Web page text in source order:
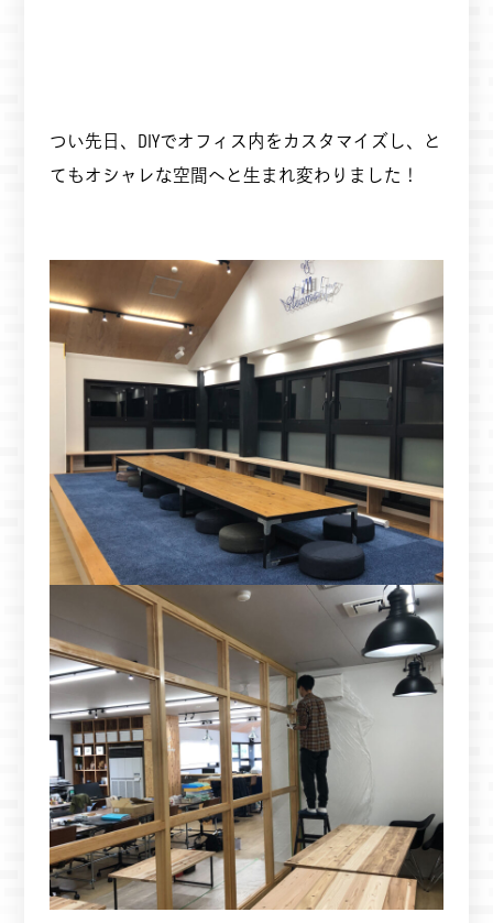
つい先日、DIYでオフィス内をカスタマイズし、と
てもオシャレな空間へと生まれ変わりました！